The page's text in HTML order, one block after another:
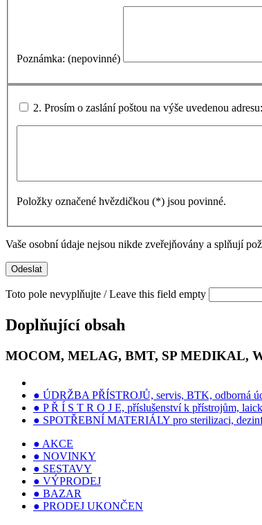
Poznámka: (nepovinné)
2. Prosím o zaslání poštou na výše uvedenou adresu:
Položky označené hvězdičkou (*) jsou povinné.
Vaše osobní údaje nejsou nikde zveřejňovány a splňují
Toto pole nevyplňujte / Leave this field empty
Doplňující obsah
MOCOM, MELAG, BMT, SP MEDIKAL,
● ÚDRŽBA PŘÍSTROJŮ, servis, BTK, odborná
● P Ř Í S T R O J E, příslušenství k přístrojům,
● SPOTŘEBNÍ MATERIÁLY pro sterilizaci,
● AKCE
● NOVINKY
● SESTAVY
● VÝPRODEJ
● BAZAR
● PRODEJ UKONČEN